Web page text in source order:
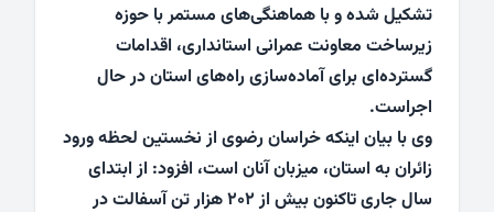
تشکیل شده و با هماهنگی‌های مستمر با حوزه
زیرساخت معاونت عمرانی استانداری، اقدامات
گسترده‌ای برای آماده‌سازی راه‌های استان در حال
اجراست.
وی با بیان اینکه خراسان رضوی از نخستین لحظه ورود
زائران به استان، میزبان آنان است، افزود: از ابتدای
سال جاری تاکنون بیش از ۲۰۲ هزار تن آسفالت در